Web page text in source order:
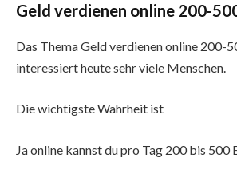
Geld verdienen online 200-
Das Thema Geld verdienen online 200-
interessiert heute sehr viele Menschen.
Die wichtigste Wahrheit ist
Ja online kannst du pro Tag 200 bis 500